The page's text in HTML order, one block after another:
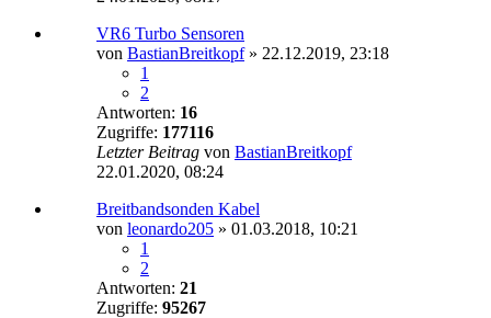
VR6 Turbo Sensoren
von BastianBreitkopf» 22.12.2019, 23:18
1
2
Antworten: 16
Zugriffe: 177116
Letzter Beitrag von BastianBreitkopf
22.01.2020, 08:24
Breitbandsonden Kabel
von leonardo205 » 01.03.2018, 10:21
1
2
Antworten: 21
Zugriffe: 95267